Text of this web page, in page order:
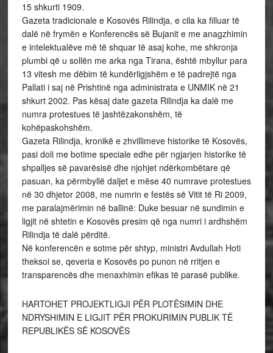
15 shkurti 1909.
Gazeta tradicionale e Kosovës Rilindja, e cila ka filluar të
dalë në frymën e Konferencës së Bujanit e me anagzhimin
e intelektualëve më të shquar të asaj kohe, me shkronja
plumbi që u sollën me arka nga Tirana, është mbyllur para
13 vitesh me dëbim të kundërligjshëm e të padrejtë nga
Pallati i saj në Prishtinë nga administrata e UNMIK në 21
shkurt 2002. Pas kësaj date gazeta Rilindja ka dalë me
numra protestues të jashtëzakonshëm, të
kohëpaskohshëm.
Gazeta Rilindja, kronikë e zhvillimeve historike të Kosovës,
pasi doli me botime speciale edhe për ngjarjen historike të
shpalljes së pavarësisë dhe njohjet ndërkombëtare që
pasuan, ka përmbyllë daljet e mëse 40 numrave protestues
në 30 dhjetor 2008, me numrin e festës së Vitit të Ri 2009,
me paralajmërimin në ballinë: Duke besuar në sundimin e
ligjit në shtetin e Kosovës presim që nga numri i ardhshëm
Rilindja të dalë përditë.
Në konferencën e sotme për shtyp, ministri Avdullah Hoti
theksoi se, qeveria e Kosovës po punon në rritjen e
transparencës dhe menaxhimin efikas të parasë publike.
HARTOHET PROJEKTLIGJI PËR PLOTËSIMIN DHE
NDRYSHIMIN E LIGJIT PËR PROKURIMIN PUBLIK TË
REPUBLIKËS SË KOSOVËS